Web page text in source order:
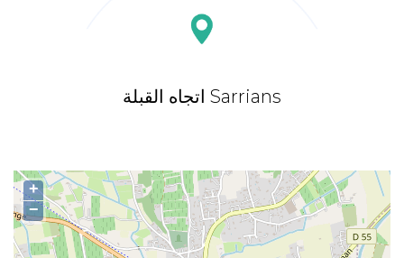
اتجاه القبلة Sarrians
+
−